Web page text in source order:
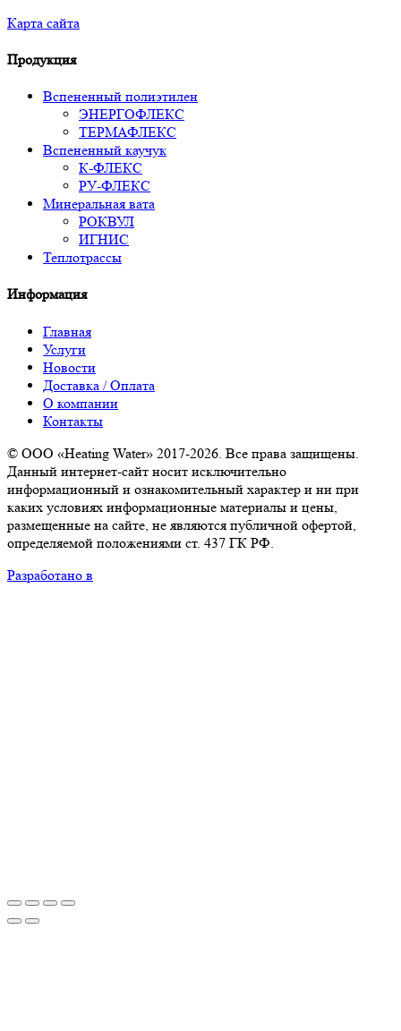
Карта сайта
Продукция
Вспененный полиэтилен
ЭНЕРГОФЛЕКС
ТЕРМАФЛЕКС
Вспененный каучук
К-ФЛЕКС
РУ-ФЛЕКС
Минеральная вата
РОКВУЛ
ИГНИС
Теплотрассы
Информация
Главная
Услуги
Новости
Доставка / Оплата
О компании
Контакты
© ООО «Heating Water» 2017-2026. Все права защищены.
Данный интернет-сайт носит исключительно
информационный и ознакомительный характер и ни при
каких условиях информационные материалы и цены,
размещенные на сайте, не являются публичной офертой,
определяемой положениями ст. 437 ГК РФ.
Разработано в